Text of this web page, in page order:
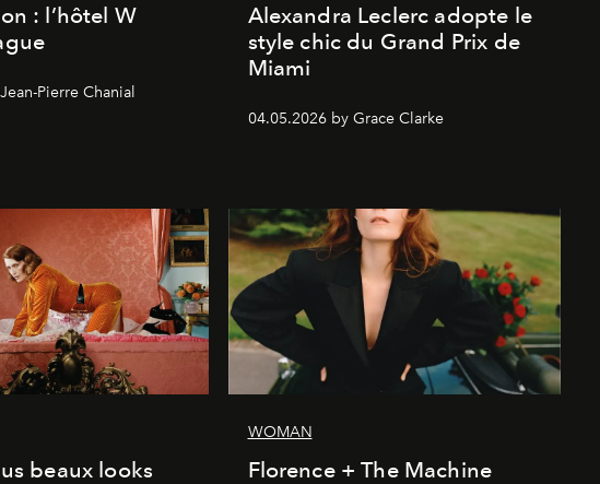
: l’hôtel W
Pierre Chanial
Alexandra Leclerc adopte le
style chic du Grand Prix de
Miami
04.05.2026 by Grace Clarke
beaux looks
WOMAN
Florence + The Machine